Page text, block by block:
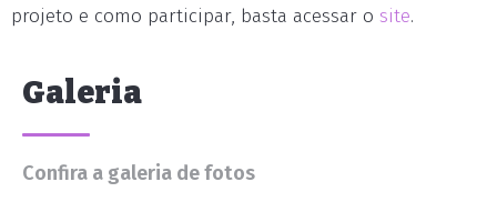
projeto e como participar, basta acessar o site.
Galeria
Confira a galeria de fotos